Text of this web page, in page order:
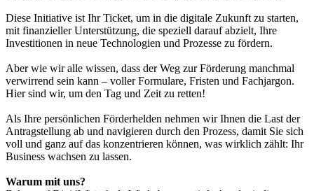
Diese Initiative ist Ihr Ticket, um in die digitale Zukunft zu starten,
mit finanzieller Unterstützung, die speziell darauf abzielt, Ihre
Investitionen in neue Technologien und Prozesse zu fördern.
Aber wie wir alle wissen, dass der Weg zur Förderung manchmal
verwirrend sein kann – voller Formulare, Fristen und Fachjargon.
Hier sind wir, um den Tag und Zeit zu retten!
Als Ihre persönlichen Förderhelden nehmen wir Ihnen die Last der
Antragstellung ab und navigieren durch den Prozess, damit Sie sich
voll und ganz auf das konzentrieren können, was wirklich zählt: Ihr
Business wachsen zu lassen.
Warum mit uns?